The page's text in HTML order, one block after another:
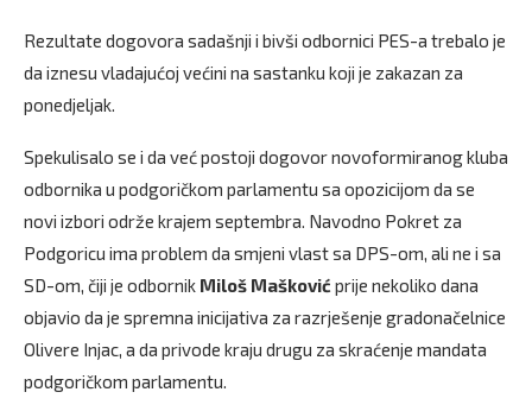
Rezultate dogovora sadašnji i bivši odbornici PES-a trebalo je
da iznesu vladajućoj većini na sastanku koji je zakazan za
ponedjeljak.
Spekulisalo se i da već postoji dogovor novoformiranog kluba
odbornika u podgoričkom parlamentu sa opozicijom da se
novi izbori održe krajem septembra. Navodno Pokret za
Podgoricu ima problem da smjeni vlast sa DPS-om, ali ne i sa
SD-om, čiji je odbornik Miloš Mašković prije nekoliko dana
objavio da je spremna inicijativa za razrješenje gradonačelnice
Olivere Injac, a da privode kraju drugu za skraćenje mandata
podgoričkom parlamentu.